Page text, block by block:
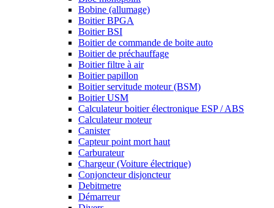
Bobine (allumage)
Boitier BPGA
Boitier BSI
Boitier de commande de boite auto
Boitier de préchauffage
Boitier filtre à air
Boitier papillon
Boitier servitude moteur (BSM)
Boitier USM
Calculateur boitier électronique ESP / ABS
Calculateur moteur
Canister
Capteur point mort haut
Carburateur
Chargeur (Voiture électrique)
Conjoncteur disjoncteur
Debitmetre
Démarreur